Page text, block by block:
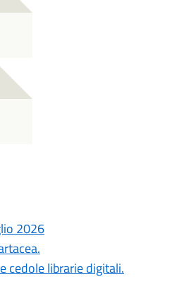
2026
cedole librarie digitali.